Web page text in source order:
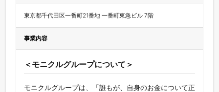
東京都千代田区一番町21番地 一番町東急ビル 7階
事業内容
＜モニクルグループについて＞
モニクルグループは、「誰もが、自身のお金について正